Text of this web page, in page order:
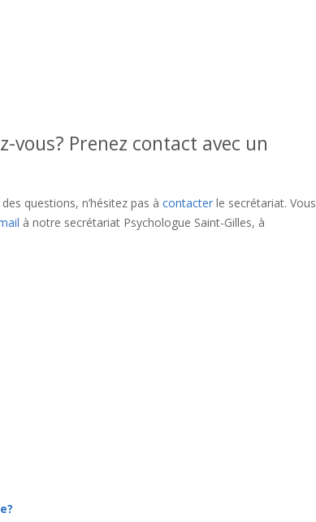
vous? Prenez contact avec un
questions, n’hésitez pas à contacter le secrétariat. Vous
à notre secrétariat Psychologue Saint-Gilles, à